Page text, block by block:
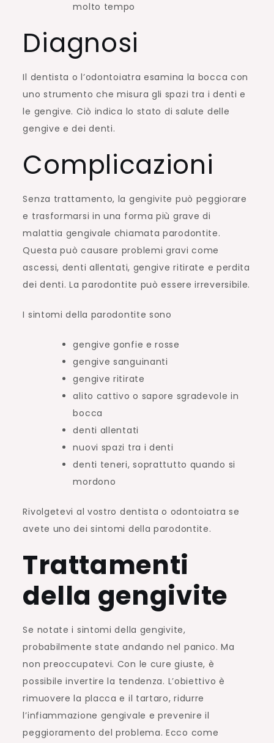
molto tempo
Diagnosi
Il dentista o l’odontoiatra esamina la bocca con
uno strumento che misura gli spazi tra i denti e
le gengive. Ciò indica lo stato di salute delle
gengive e dei denti.
Complicazioni
Senza trattamento, la gengivite può peggiorare
e trasformarsi in una forma più grave di
malattia gengivale chiamata parodontite.
Questa può causare problemi gravi come
ascessi, denti allentati, gengive ritirate e perdita
dei denti. La parodontite può essere irreversibile.
I sintomi della parodontite sono
gengive gonfie e rosse
gengive sanguinanti
gengive ritirate
alito cattivo o sapore sgradevole in
bocca
denti allentati
nuovi spazi tra i denti
denti teneri, soprattutto quando si
mordono
Rivolgetevi al vostro dentista o odontoiatra se
avete uno dei sintomi della parodontite.
Trattamenti
della gengivite
Se notate i sintomi della gengivite,
probabilmente state andando nel panico. Ma
non preoccupatevi. Con le cure giuste, è
possibile invertire la tendenza. L’obiettivo è
rimuovere la placca e il tartaro, ridurre
l’infiammazione gengivale e prevenire il
peggioramento del problema. Ecco come